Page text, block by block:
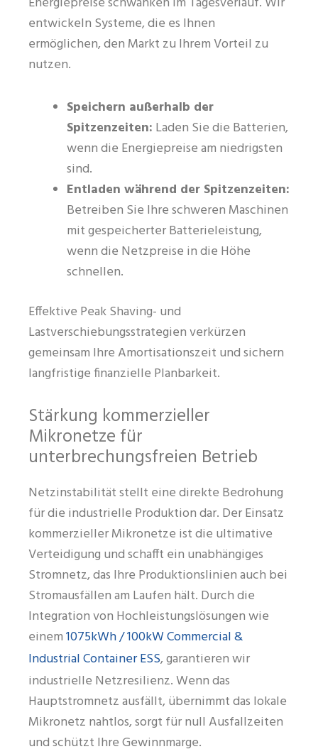
entwickeln Systeme, die es Ihnen
ermöglichen, den Markt zu Ihrem Vorteil zu
nutzen.
Speichern außerhalb der
Spitzenzeiten: Laden Sie die Batterien,
wenn die Energiepreise am niedrigsten
sind.
Entladen während der Spitzenzeiten:
Betreiben Sie Ihre schweren Maschinen
mit gespeicherter Batterieleistung,
wenn die Netzpreise in die Höhe
schnellen.
Effektive Peak Shaving- und
Lastverschiebungsstrategien verkürzen
gemeinsam Ihre Amortisationszeit und sichern
langfristige finanzielle Planbarkeit.
Stärkung kommerzieller
Mikronetze für
unterbrechungsfreien Betrieb
Netzinstabilität stellt eine direkte Bedrohung
für die industrielle Produktion dar. Der Einsatz
kommerzieller Mikronetze ist die ultimative
Verteidigung und schafft ein unabhängiges
Stromnetz, das Ihre Produktionslinien auch bei
Stromausfällen am Laufen hält. Durch die
Integration von Hochleistungslösungen wie
einem1075kWh / 100kW Commercial &
Industrial Container ESS, garantieren wir
industrielle Netzresilienz. Wenn das
Hauptstromnetz ausfällt, übernimmt das lokale
Mikronetz nahtlos, sorgt für null Ausfallzeiten
und schützt Ihre Gewinnmarge.